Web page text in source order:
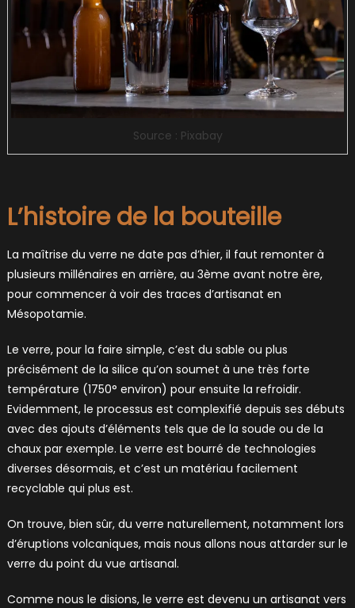
Source : Pixabay
L’histoire de la bouteille
La maîtrise du verre ne date pas d’hier, il faut remonter à
plusieurs millénaires en arrière, au 3ème avant notre ère,
pour commencer à voir des traces d’artisanat en
Mésopotamie.
Le verre, pour la faire simple, c’est du sable ou plus
précisément de la silice qu’on soumet à une très forte
température (1750° environ) pour ensuite la refroidir.
Evidemment, le processus est complexifié depuis ses débuts
avec des ajouts d’éléments tels que de la soude ou de la
chaux par exemple. Le verre est bourré de technologies
diverses désormais, et c’est un matériau facilement
recyclable qui plus est.
On trouve, bien sûr, du verre naturellement, notamment lors
d’éruptions volcaniques, mais nous allons nous attarder sur le
verre du point du vue artisanal.
Comme nous le disions, le verre est devenu un artisanat vers